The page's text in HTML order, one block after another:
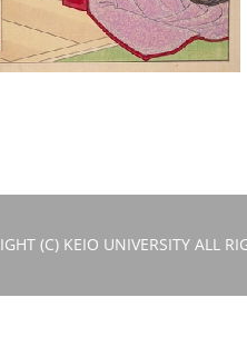
(C) KEIO UNIVERSITY ALL